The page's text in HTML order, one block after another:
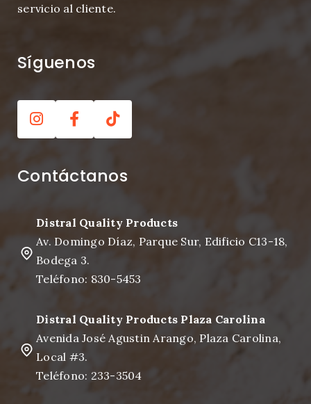
servicio al cliente.
Síguenos
Contáctanos
Distral Quality Products
Av. Domingo Díaz, Parque Sur, Edificio C13-18,
Bodega 3.
Teléfono: 830-5453
Distral Quality Products Plaza Carolina
Avenida José Agustin Arango, Plaza Carolina,
Local #3.
Teléfono: 233-3504